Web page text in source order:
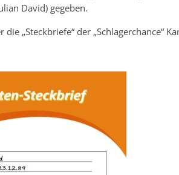
David) gegeben.
„Steckbriefe“ der „Schlagerchance“